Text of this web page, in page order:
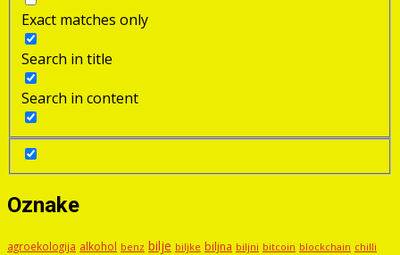
Exact matches only
Search in title
Search in content
Oznake
agroekologija alkohol benz bilje biljke biljna biljni bitcoin blockchain chilli